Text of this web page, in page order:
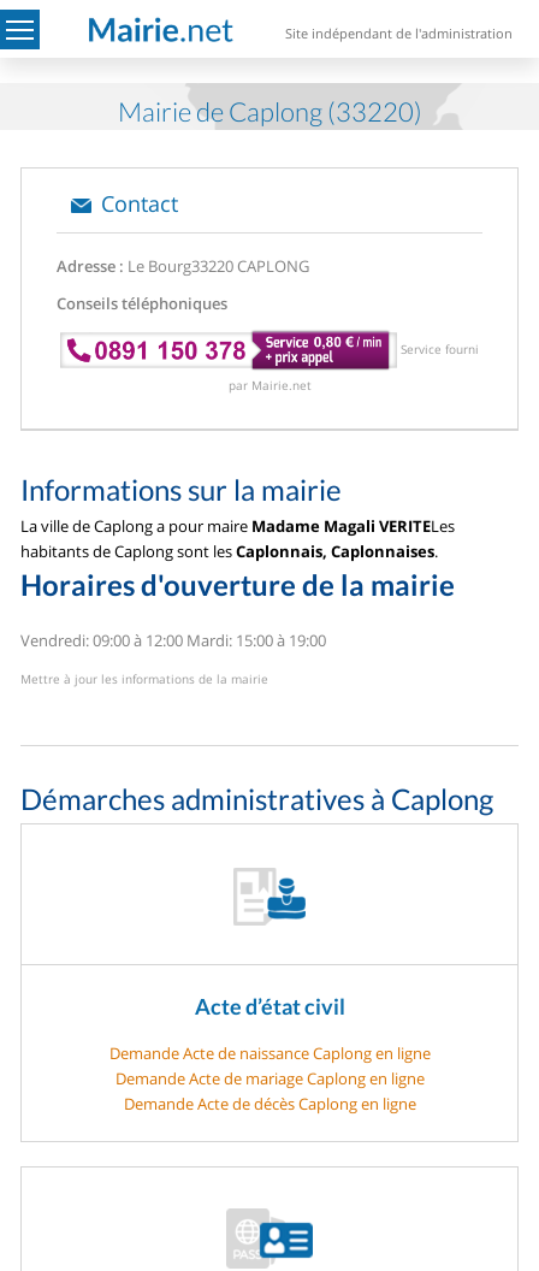
Site indépendant de l'administration
Mairie de Caplong (33220)
Contact
Adresse : Le Bourg33220 CAPLONG
Conseils téléphoniques
Service fourni
par Mairie.net
Informations sur la mairie
La ville de Caplong a pour maire Madame Magali VERITELes
habitants de Caplong sont lesCaplonnais, Caplonnaises.
Horaires d'ouverture de la mairie
Vendredi: 09:00 à 12:00 Mardi: 15:00 à 19:00
Mettre à jour les informations de la mairie
Démarches administratives à Caplong
Acte d’état civil
Demande Acte de naissance Caplong en ligne
Demande Acte de mariage Caplong en ligne
Demande Acte de décès Caplong en ligne